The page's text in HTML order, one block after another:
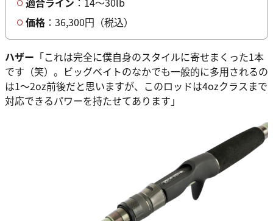
価格 ：36,300円（税込）
ハザー 「これは完全に僕自身のスタイルに寄せまくった1本
です（笑）。ビッグベイトのなかでも一般的に多用されるの
は1～2oz前後だと思いますが、このロッドは4ozクラスまで
対応できるパワーを持たせてあります」